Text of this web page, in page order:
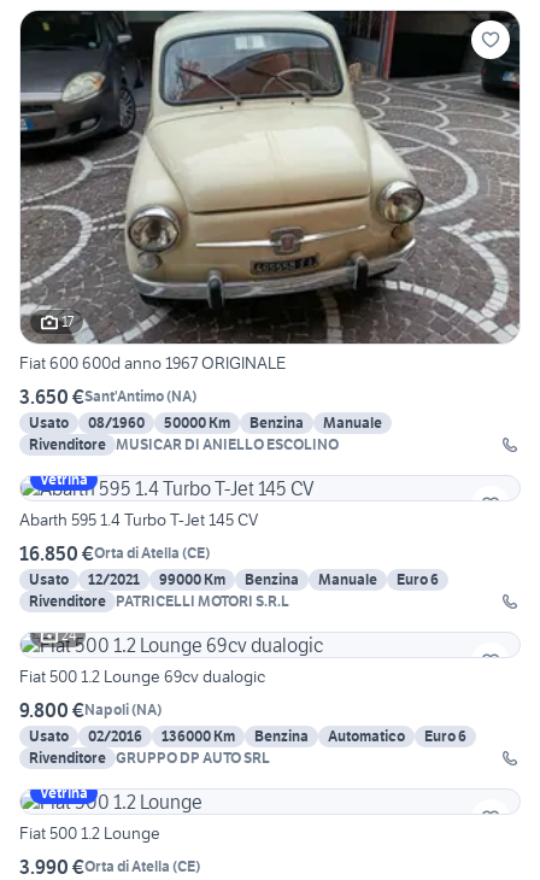
17
Fiat 600 600d anno 1967 ORIGINALE
3.650 €Sant'Antimo(NA)
Usato
08/1960 50000 Km Benzina
Manuale
Rivenditore MUSICAR DI ANIELLO ESCOLINO
Vetrina
Abarth 595 1.4 Turbo T-Jet 145 CV
16.850 €Orta di Atella (CE)
Usato
12/2021 99000 Km Benzina Manuale
Euro 6
Rivenditore PATRICELLI MOTORI S.R.L
24
Fiat 500 1.2 Lounge 69cv dualogic
9.800 €Napoli(NA)
Usato
02/2016 136000 Km Benzina Automatico
Euro 6
Rivenditore GRUPPO DP AUTO SRL
Vetrina
Fiat 500 1.2 Lounge
3.990 €Orta di Atella (CE)